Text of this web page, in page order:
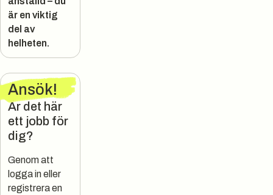
är en viktig
del av
helheten.
Ansök!
Är det här
ett jobb för
dig?
Genom att
logga in eller
registrera en